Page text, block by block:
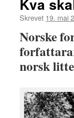
Kva
Skrevet 19. mai
Norske
norsk